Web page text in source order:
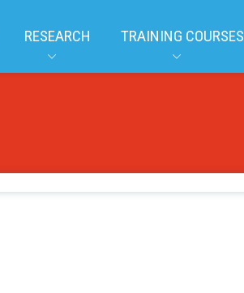
RESEARCH TRAINING COURSES